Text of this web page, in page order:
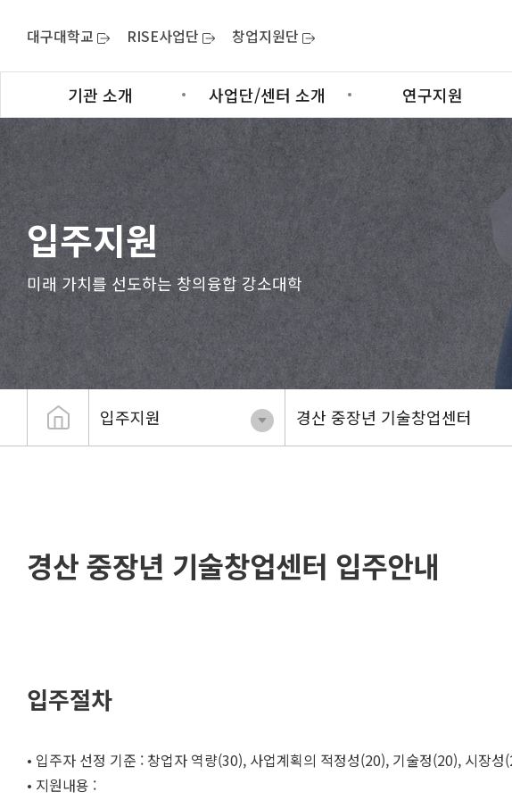
대구대학교 RISE사업단 창업지원단
기관 소개 사업단/센터 소개 연구지원
입주지원
미래 가치를 선도하는 창의융합 강소대학
입주지원 경산 중장년 기술창업센터
경산 중장년 기술창업센터 입주안내
입주절차
• 입주자 선정 기준 : 창업자 역량(30), 사업계획의 적정성(20), 기술정(20), 시장성
• 지원내용 :